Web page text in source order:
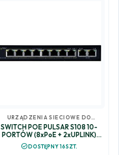
URZĄDZENIA SIECIOWE DO
MONITORINGU
SWITCH POE PULSAR S108 10-
PORTÓW (8xPoE + 2xUPLINK)
IEEE 802.3af/at, 48VDC /
30W/port (PoE+) 120W
check_circleDOSTĘPNY 16SZT.